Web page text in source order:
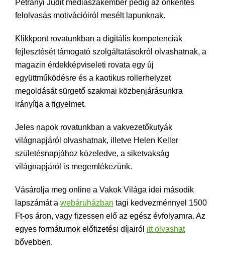
Petrányi Judit médiaszakember pedig az önkéntes
felolvasás motivációiról mesélt lapunknak.
Klikkpont rovatunkban a digitális kompetenciák
fejlesztését támogató szolgáltatásokról olvashatnak, a
magazin érdekképviseleti rovata egy új
együttműködésre és a kaotikus rollerhelyzet
megoldását sürgető szakmai közbenjárásunkra
irányítja a figyelmet.
Jeles napok rovatunkban a vakvezetőkutyák
világnapjáról olvashatnak, illetve Helen Keller
születésnapjához közeledve, a siketvakság
világnapjáról is megemlékezünk.
Vásárolja meg online a Vakok Világa idei második
lapszámát a webáruházban tagi kedvezménnyel 1500
Ft-os áron, vagy fizessen elő az egész évfolyamra. Az
egyes formátumok előfizetési díjairól itt olvashat
bővebben.